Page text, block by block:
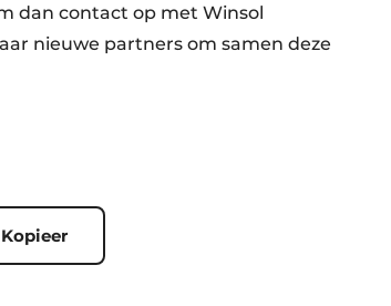
dan contact op met Winsol
nieuwe partners om samen deze
Kopieer